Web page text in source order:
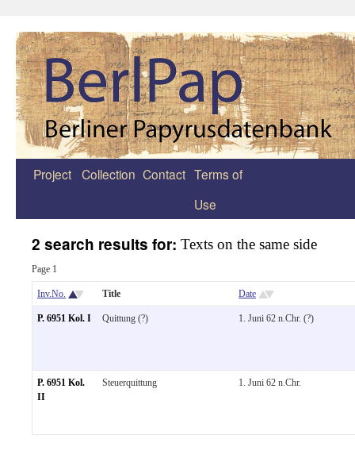
Zum
Project Collection Contact Terms of
Use
2 search results for: Texts on the same side
Page 1
Inv.No. Title Date
P. 6951 Kol. I Quittung (?) 1. Juni 62 n.Chr. (?)
P. 6951 Kol.
II
Steuerquittung 1. Juni 62 n.Chr.